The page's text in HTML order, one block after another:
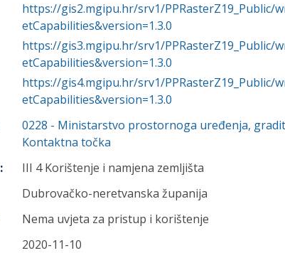
https://gis2.mgipu.hr/srv1/PPRasterZ19_Public/
etCapabilities&version=1.3.0
https://gis3.mgipu.hr/srv1/PPRasterZ19_Public/
etCapabilities&version=1.3.0
https://gis4.mgipu.hr/srv1/PPRasterZ19_Public/
etCapabilities&version=1.3.0
0228 - Ministarstvo prostornoga uređenja,
Kontaktna točka
:
III 4 Korištenje i namjena zemljišta
Dubrovačko-neretvanska županija
Nema uvjeta za pristup i korištenje
2020-11-10